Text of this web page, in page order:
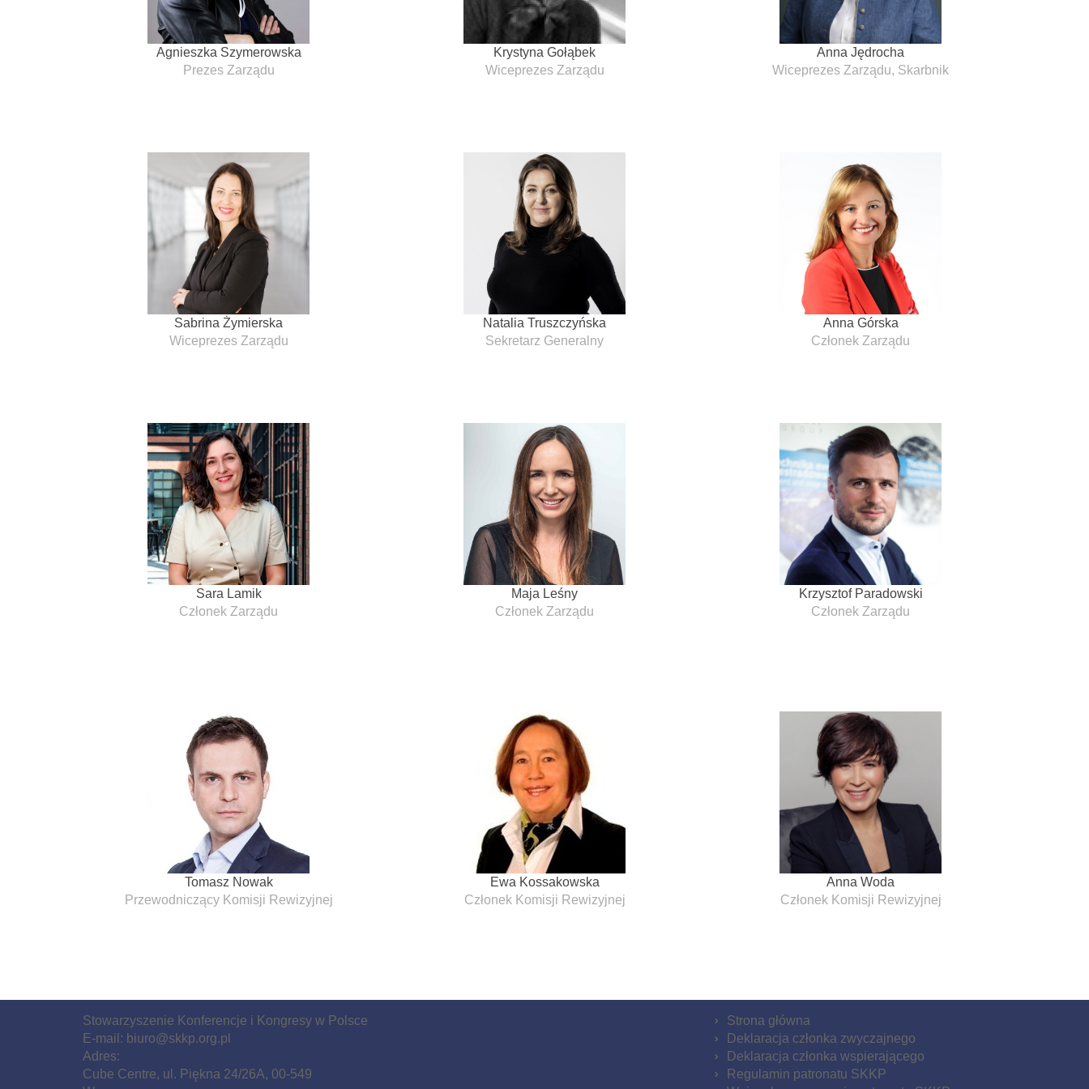
Agnieszka Szymerowska
Prezes Zarządu
Krystyna Gołąbek
Wiceprezes Zarządu
Anna Jędrocha
Wiceprezes Zarządu, Skarbnik
Sabrina Żymierska
Wiceprezes Zarządu
Natalia Truszczyńska
Sekretarz Generalny
Anna Górska
Członek Zarządu
Sara Lamik
Członek Zarządu
Maja Leśny
Członek Zarządu
Krzysztof Paradowski
Członek Zarządu
Tomasz Nowak
Przewodniczący Komisji Rewizyjnej
Ewa Kossakowska
Członek Komisji Rewizyjnej
Anna Woda
Członek Komisji Rewizyjnej
Stowarzyszenie Konferencje i Kongresy w Polsce
E-mail: biuro@skkp.org.pl
Adres:
Cube Centre, ul. Piękna 24/26A, 00-549
Strona główna
Deklaracja członka zwyczajnego
Deklaracja członka wspierającego
Regulamin patronatu SKKP